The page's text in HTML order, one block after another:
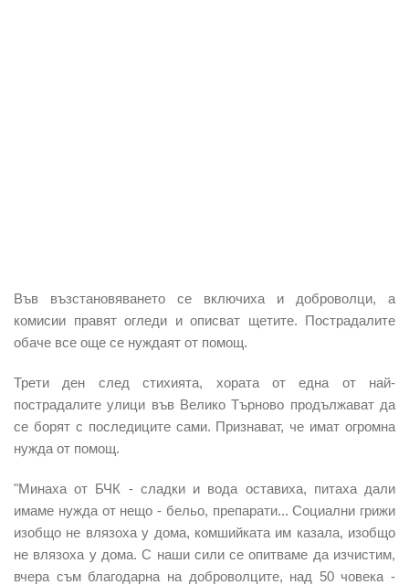
Във възстановяването се включиха и доброволци, а
комисии правят огледи и описват щетите. Пострадалите
обаче все още се нуждаят от помощ.
Трети ден след стихията, хората от една от най-
пострадалите улици във Велико Търново продължават да
се борят с последиците сами. Признават, че имат огромна
нужда от помощ.
"Минаха от БЧК - сладки и вода оставиха, питаха дали
имаме нужда от нещо - бельо, препарати... Социални грижи
изобщо не влязоха у дома, комшийката им казала, изобщо
не влязоха у дома. С наши сили се опитваме да изчистим,
вчера съм благодарна на доброволците, над 50 човека -